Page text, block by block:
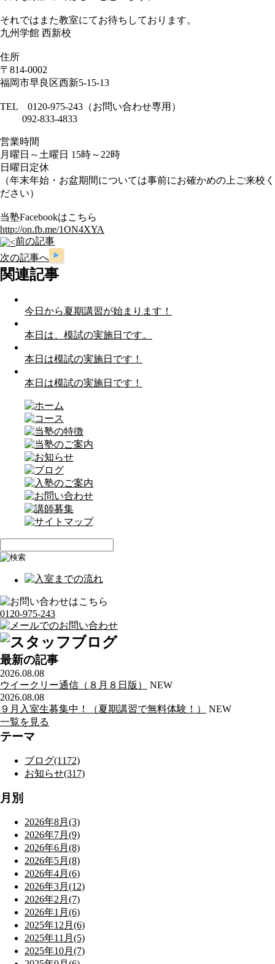
それではまた教室にてお待ちしております。
九州学館 西新校
住所
〒814-0002
福岡市早良区西新5-15-13
TEL 0120-975-243（お問い合わせ専用）
092-833-4833
営業時間
月曜日～土曜日 15時～22時
日曜日定休
（年末年始・お盆期間については事前にお確かめの上ご来校く
ださい）
当塾Facebookはこちら
http://on.fb.me/1ON4XYA
前の記事
次の記事へ
関連記事
今日から夏期講習が始まります！
本日は、模試の実施日です。
本日は模試の実施日です！
本日は模試の実施日です！
0120-975-243
最新の記事
2026.08.08
ウイークリー通信（８月８日版）
NEW
2026.08.08
９月入室生募集中！（夏期講習で無料体験！）
NEW
一覧を見る
テーマ
ブログ(1172)
お知らせ(317)
月別
2026年8月(3)
2026年7月(9)
2026年6月(8)
2026年5月(8)
2026年4月(6)
2026年3月(12)
2026年2月(7)
2026年1月(6)
2025年12月(6)
2025年11月(5)
2025年10月(7)